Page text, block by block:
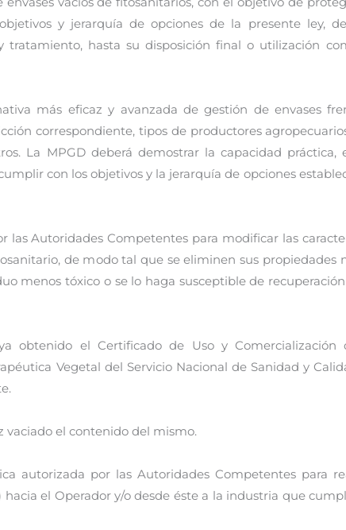
y jerarquía de opciones de la presente ley,
tratamiento, hasta su disposición final o utilización
más eficaz y avanzada de gestión de envases
correspondiente, tipos de productores
La MPGD deberá demostrar la capacidad práctica,
con los objetivos y la jerarquía de opciones
las Autoridades Competentes para modificar las
de modo tal que se eliminen sus propiedades
menos tóxico o se lo haga susceptible de
obtenido el Certificado de Uso y
Vegetal del Servicio Nacional de Sanidad y
vaciado el contenido del mismo.
autorizada por las Autoridades Competentes para
el Operador y/o desde éste a la industria que